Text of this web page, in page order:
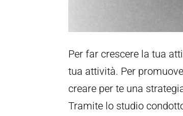
Per far crescere la tua
tua attività. Per
creare per te una
Tramite lo studio